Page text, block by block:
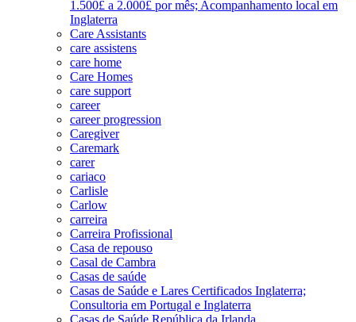
1.500£ a 2.000£ por mês; Acompanhamento local em
Inglaterra
Care Assistants
care assistens
care home
Care Homes
care support
career
career progression
Caregiver
Caremark
carer
cariaco
Carlisle
Carlow
carreira
Carreira Profissional
Casa de repouso
Casal de Cambra
Casas de saúde
Casas de Saúde e Lares Certificados Inglaterra;
Consultoria em Portugal e Inglaterra
Casas de Saúde República da Irlanda